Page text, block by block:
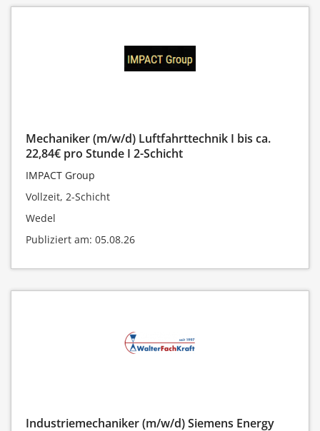
Mechaniker (m/w/d) Luftfahrttechnik I bis ca.
22,84€ pro Stunde I 2-Schicht
IMPACT Group
Vollzeit, 2-Schicht
Wedel
Publiziert am: 05.08.26
Industriemechaniker (m/w/d) Siemens Energy